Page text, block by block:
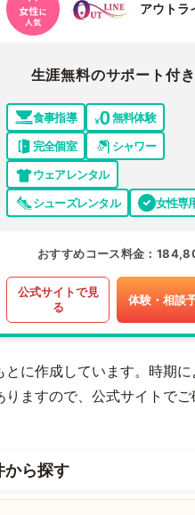
アウトラ
生涯無料のサポート付き
食事指導
無料体験
完全個室
シャワー
ウェアレンタル
シューズレンタル
女性専
おすすめコース料金
公式サイトで見
る
体験・相談
に作成しています。時期
ますので、公式サイトでご
から探す